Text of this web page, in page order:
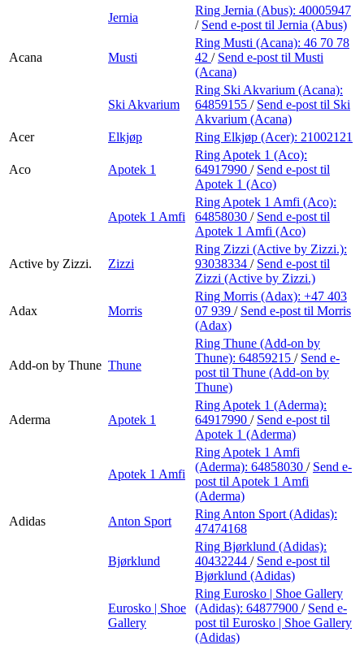
Jernia
Ring Jernia (Abus): 40005947
/ Send e-post til Jernia (Abus)
Acana Musti
Ring Musti (Acana): 46 70 78
42 / Send e-post til Musti
(Acana)
Ski Akvarium
Ring Ski Akvarium (Acana):
64859155 / Send e-post til Ski
Akvarium (Acana)
Acer
Elkjøp Ring Elkjøp (Acer): 21002121
Aco Apotek 1
Ring Apotek 1 (Aco):
64917990 / Send e-post til
Apotek 1 (Aco)
Apotek 1 Amfi
Ring Apotek 1 Amfi (Aco):
64858030 / Send e-post til
Apotek 1 Amfi (Aco)
Active by Zizzi. Zizzi
Ring Zizzi (Active by Zizzi.):
93038334 / Send e-post til
Zizzi (Active by Zizzi.)
Adax Morris
Ring Morris (Adax): +47 403
07 939 / Send e-post til Morris
(Adax)
Add-on by Thune Thune
Ring Thune (Add-on by
Thune): 64859215 / Send e-
post til Thune (Add-on by
Thune)
Aderma Apotek 1
Ring Apotek 1 (Aderma):
64917990 / Send e-post til
Apotek 1 (Aderma)
Apotek 1 Amfi
Ring Apotek 1 Amfi
(Aderma): 64858030 / Send e-
post til Apotek 1 Amfi
(Aderma)
Adidas
Anton Sport
Ring Anton Sport (Adidas):
47474168
Bjørklund
Ring Bjørklund (Adidas):
40432244 / Send e-post til
Bjørklund (Adidas)
Eurosko | Shoe
Gallery
Ring Eurosko | Shoe Gallery
(Adidas): 64877900 / Send e-
post til Eurosko | Shoe Gallery
(Adidas)